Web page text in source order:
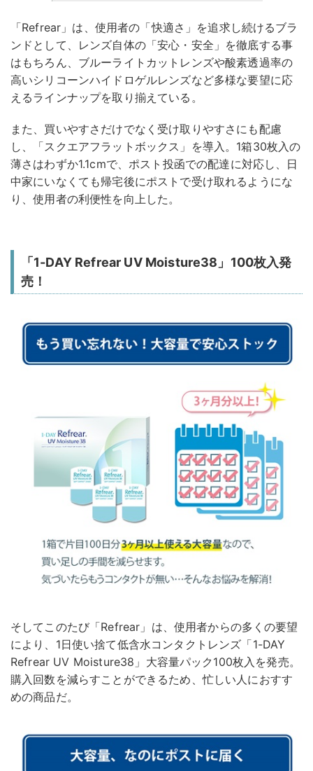
「Refrear」は、使用者の「快適さ」を追求し続けるブラ
ンドとして、レンズ自体の「安心・安全」を徹底する事
はもちろん、ブルーライトカットレンズや酸素透過率の
高いシリコーンハイドロゲルレンズなど多様な要望に応
えるラインナップを取り揃えている。
また、買いやすさだけでなく受け取りやすさにも配慮
し、「スクエアフラットボックス」を導入。1箱30枚入の
薄さはわずか1.1cmで、ポスト投函での配達に対応し、日
中家にいなくても帰宅後にポストで受け取れるようにな
り、使用者の利便性を向上した。
「1-DAY Refrear UV Moisture38」100枚入発
売！
そしてこのたび「Refrear」は、使用者からの多くの要望
により、1日使い捨て低含水コンタクトレンズ「1-DAY
Refrear UV Moisture38」大容量パック100枚入を発売。
購入回数を減らすことができるため、忙しい人におすす
めの商品だ。